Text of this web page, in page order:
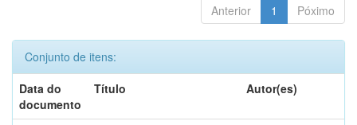
Anterior 1 Póximo
Conjunto de itens:
Data do
documento
Título Autor(es)